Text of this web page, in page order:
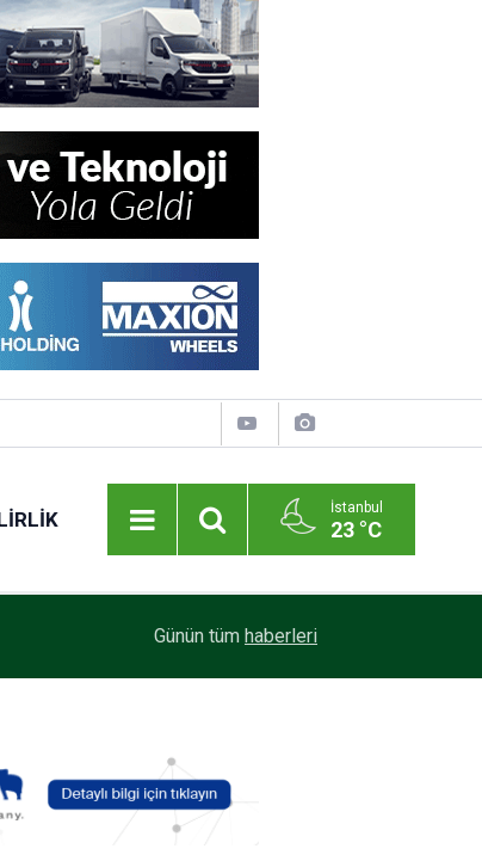
İstanbul
23 °C
Enver Geçgel Turizm, Filosuna Travego ve
Günün tüm haberleri